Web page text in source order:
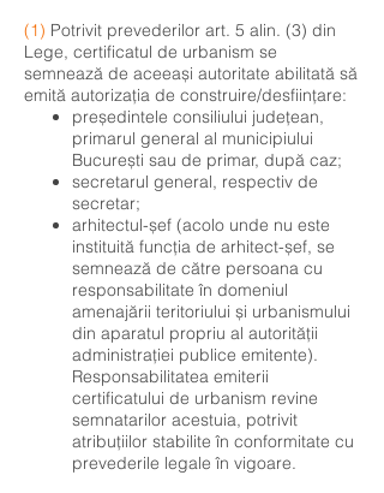
(1) Potrivit prevederilor art. 5 alin. (3) din
Lege, certificatul de urbanism se
semnează de aceeași autoritate abilitată să
emită autorizația de construire/desființare:
președintele consiliului județean,
primarul general al municipiului
București sau de primar, după caz;
secretarul general, respectiv de
secretar;
arhitectul-șef (acolo unde nu este
instituită funcția de arhitect-șef, se
semnează de către persoana cu
responsabilitate în domeniul
amenajării teritoriului și urbanismului
din aparatul propriu al autorității
administrației publice emitente).
Responsabilitatea emiterii
certificatului de urbanism revine
semnatarilor acestuia, potrivit
atribuțiilor stabilite în conformitate cu
prevederile legale în vigoare.